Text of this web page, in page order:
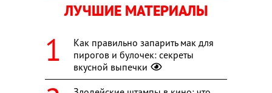
ЛУЧШИЕ МАТЕРИАЛЫ
Как правильно запарить мак для
пирогов и булочек: секреты
вкусной выпечки